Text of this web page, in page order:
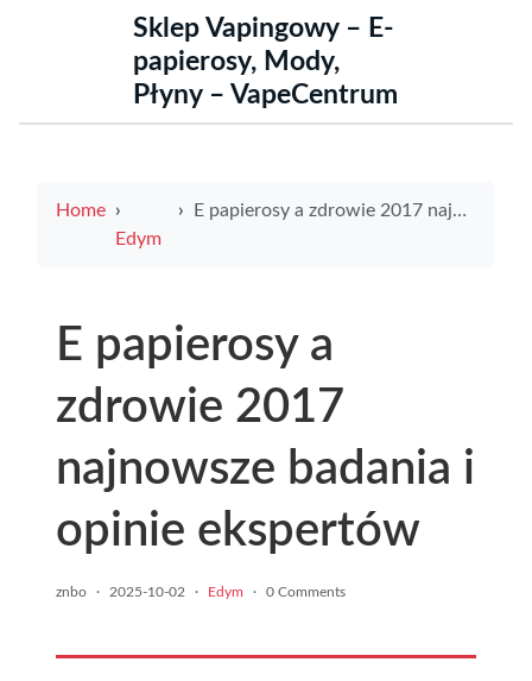
Sklep Vapingowy – E-
papierosy, Mody,
Płyny – VapeCentrum
Home
Edym
E papierosy a zdrowie 2017 najnowsze badania i opinie ekspertów
E papierosy a
zdrowie 2017
najnowsze badania i
opinie ekspertów
znbo · 2025-10-02 · Edym · 0 Comments